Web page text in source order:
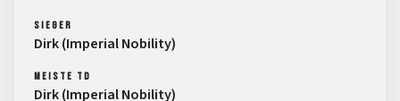
SIEGER
Dirk (Imperial Nobility)
MEISTE TD
Dirk (Imperial Nobility)